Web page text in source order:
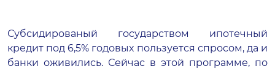
Субсидированый государством ипотечный
кредит под 6,5% годовых пользуется спросом, да и
банки оживились. Сейчас в этой программе, по